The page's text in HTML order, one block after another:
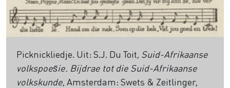
Picknickliedje. Uit: S.J. Du Toit, Suid-Afrikaanse
volkspoes̈ie. Bijdrae tot die Suid-Afrikaanse
volkskunde, Amsterdam: Swets & Zeitlinger,